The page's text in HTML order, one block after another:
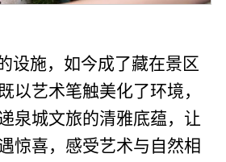
设施，如今成了藏在景区
以艺术笔触美化了环境，
泉城文旅的清雅底蕴，让
惊喜，感受艺术与自然相